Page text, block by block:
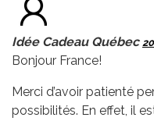
Idée Cadeau Québec
Bonjour France!
Merci d’avoir patienté
possibilités. En effet, il